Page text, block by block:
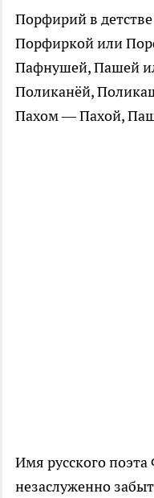
Порфирий в
Порфиркой или
Пафнушей, Пашей
Поликанёй,
Пахом — Пахой,
Имя русского
незаслуженно